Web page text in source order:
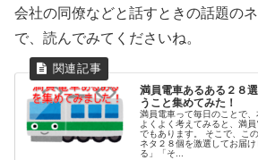
会社の同僚などと話すときの話題の
で、読んでみてくださいね。
満員電車あるある２８
うこと集めてみた！
満員電車って毎日のことで、
よくよく考えてみると、満
でもあります。 そこで、こ
ネタ２８個を激選してお届
る」「そ...